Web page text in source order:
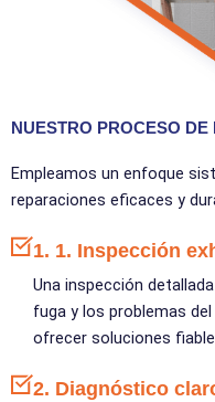
NUESTRO PROCESO
Empleamos un enfoque
reparaciones eficaces y
1. 1. Inspección
Una inspección
fuga y los problemas
ofrecer soluciones
2. Diagnóstico